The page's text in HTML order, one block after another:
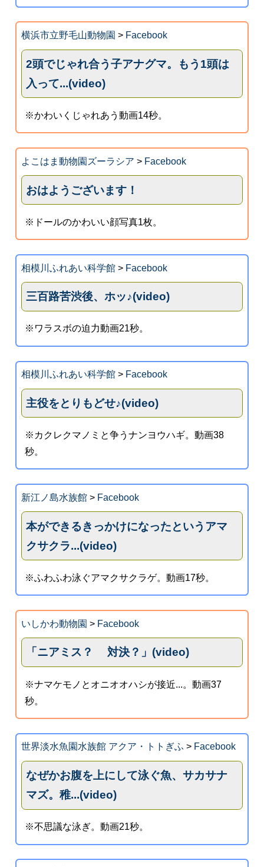
横浜市立野毛山動物園 > Facebook
2頭でじゃれ合う子アナグマ。もう1頭は
入って...(video)
※かわいくじゃれあう動画14秒。
よこはま動物園ズーラシア > Facebook
おはようございます！
※ドールのかわいい顔写真1枚。
相模川ふれあい科学館> Facebook
三百路苦渋後、ホッ♪(video)
※ワラスボの迫力動画21秒。
相模川ふれあい科学館> Facebook
主役をとりもどせ♪(video)
※カクレクマノミと争うナンヨウハギ。動画38
秒。
新江ノ島水族館> Facebook
本ができるきっかけになったというアマ
クサクラ...(video)
※ふわふわ泳ぐアマクサクラゲ。動画17秒。
いしかわ動物園 > Facebook
「ニアミス？ 対決？」(video)
※ナマケモノとオニオオハシが接近...。動画37
秒。
世界淡水魚園水族館 アクア・トトぎふ > Facebook
なぜかお腹を上にして泳ぐ魚、サカサナ
マズ。稚...(video)
※不思議な泳ぎ。動画21秒。